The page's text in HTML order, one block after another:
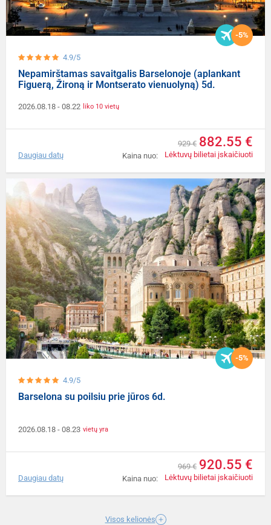
4.9/5
-5%
Nepamirštamas savaitgalis Barselonoje (aplankant
Figuerą, Žironą ir Montserato vienuolyną) 5d.
2026.08.18 - 08.22 liko 10 vietų
Kaina nuo:
929 € 882.55 €
Lėktuvų bilietai įskaičiuoti
Daugiau datų
4.9/5
-5%
Barselona su poilsiu prie jūros 6d.
2026.08.18 - 08.23 vietų yra
Kaina nuo:
969 € 920.55 €
Lėktuvų bilietai įskaičiuoti
Daugiau datų
Visos kelionės